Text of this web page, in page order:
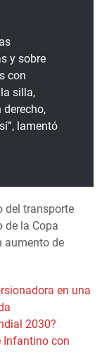
y sobre
con
silla,
derecho,
lamentó
del transporte
de la Copa
aumento de
en una
2030?
Infantino con